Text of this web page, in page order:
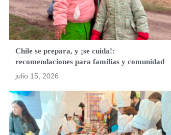
Chile se prepara, y ¡se cuida!:
recomendaciones para familias y comunidad
julio 15, 2026